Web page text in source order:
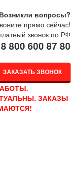
Возникли вопросы?
прямо сейчас!
звонок по РФ
8 800 600 87 80
ЗАКАЗАТЬ ЗВОНОК
ЗАКАЗЫ